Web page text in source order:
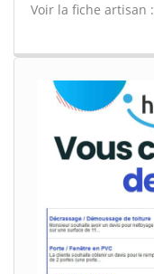
Voir la fiche artisan :